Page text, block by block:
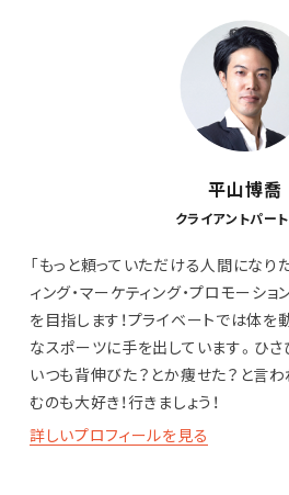
平山博喬
クライアントパー
「もっと頼っていただける人間になり
ィング・マーケティング・プロモーシ
を目指します！プライベートでは体を
なスポーツに手を出しています。ひ
いつも背伸びた？とか痩せた？と言
むのも大好き！行きましょう！
詳しいプロフィールを見る